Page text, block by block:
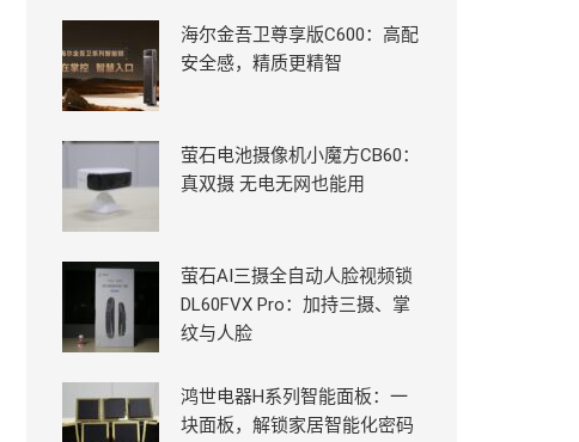
海尔金吾卫尊享版C600：高配
安全感，精质更精智
萤石电池摄像机小魔方CB60：
真双摄 无电无网也能用
萤石AI三摄全自动人脸视频锁
DL60FVX Pro：加持三摄、掌
纹与人脸
鸿世电器H系列智能面板：一
块面板，解锁家居智能化密码